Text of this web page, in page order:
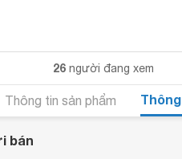
26 người đang xem
Thông tin sản phẩm
bán